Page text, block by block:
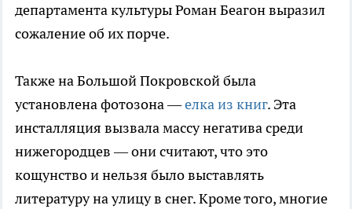
департамента культуры Роман Беагон выразил
сожаление об их порче.
Также на Большой Покровской была
установлена фотозона —елка из книг. Эта
инсталляция вызвала массу негатива среди
нижегородцев — они считают, что это
кощунство и нельзя было выставлять
литературу на улицу в снег. Кроме того, многие